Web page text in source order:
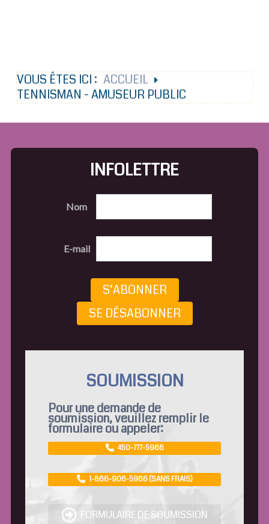
VOUS ÊTES ICI : ACCUEIL
TENNISMAN - AMUSEUR PUBLIC
INFOLETTRE
Nom
E-mail
S’ABONNER
SE DÉSABONNER
SOUMISSION
Pour une demande de
soumission, veuillez remplir le
formulaire ou appeler:
450-777-5966
1-866-906-5966 (SANS FRAIS)
FORMULAIRE DE SOUMISSION